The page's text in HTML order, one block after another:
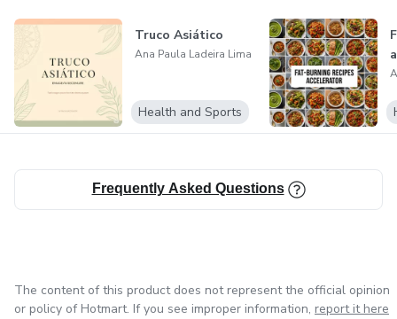
Truco Asiático
Ana Paula Ladeira Lima
Health and Sports
Frequently Asked Questions
The content of this product does not represent the official opinion
or policy of Hotmart. If you see improper information, report it here